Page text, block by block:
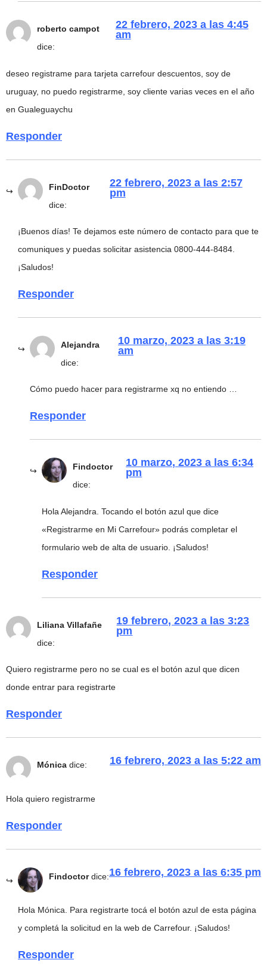
roberto campot
dice:
22 febrero, 2023 a las 4:45
am
deseo registrame para tarjeta carrefour descuentos, soy de
uruguay, no puedo registrarme, soy cliente varias veces en el año
en Gualeguaychu
Responder
FinDoctor
dice:
22 febrero, 2023 a las 2:57
pm
¡Buenos días! Te dejamos este número de contacto para que te
comuniques y puedas solicitar asistencia 0800-444-8484.
¡Saludos!
Responder
Alejandra
dice:
10 marzo, 2023 a las 3:19
am
Cómo puedo hacer para registrarme xq no entiendo …
Responder
Findoctor
dice:
10 marzo, 2023 a las 6:34
pm
Hola Alejandra. Tocando el botón azul que dice
«Registrarme en Mi Carrefour» podrás completar el
formulario web de alta de usuario. ¡Saludos!
Responder
Liliana Villafañe
dice:
19 febrero, 2023 a las 3:23
pm
Quiero registrarme pero no se cual es el botón azul que dicen
donde entrar para registrarte
Responder
Mónica dice: 16 febrero, 2023 a las 5:22 am
Hola quiero registrarme
Responder
Findoctor dice:16 febrero, 2023 a las 6:35 pm
Hola Mónica. Para registrarte tocá el botón azul de esta página
y completá la solicitud en la web de Carrefour. ¡Saludos!
Responder